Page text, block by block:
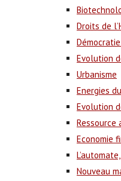
Droits de
Evolution
Urbanisme
Energies
Evolution
Ressource
Economie
Nouveau